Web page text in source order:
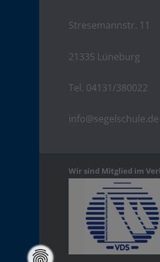
Stresemannstr. 11
21335 Lüneburg
Tel. 04131/380022
info@segelschule.de
Wir sind Mitglied im